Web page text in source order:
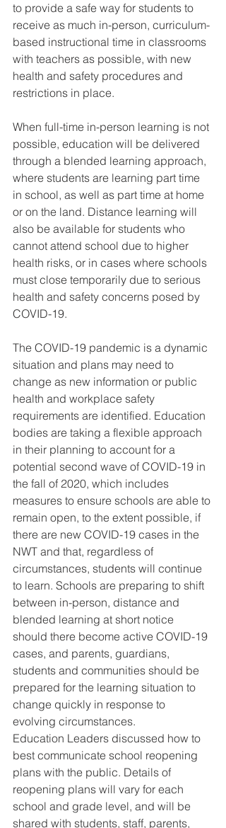
to provide a safe way for students to
receive as much in-person, curriculum-
based instructional time in classrooms
with teachers as possible, with new
health and safety procedures and
restrictions in place.
When full-time in-person learning is not
possible, education will be delivered
through a blended learning approach,
where students are learning part time
in school, as well as part time at home
or on the land. Distance learning will
also be available for students who
cannot attend school due to higher
health risks, or in cases where schools
must close temporarily due to serious
health and safety concerns posed by
COVID-19.
The COVID-19 pandemic is a dynamic
situation and plans may need to
change as new information or public
health and workplace safety
requirements are identified. Education
bodies are taking a flexible approach
in their planning to account for a
potential second wave of COVID-19 in
the fall of 2020, which includes
measures to ensure schools are able to
remain open, to the extent possible, if
there are new COVID-19 cases in the
NWT and that, regardless of
circumstances, students will continue
to learn. Schools are preparing to shift
between in-person, distance and
blended learning at short notice
should there become active COVID-19
cases, and parents, guardians,
students and communities should be
prepared for the learning situation to
change quickly in response to
evolving circumstances.
Education Leaders discussed how to
best communicate school reopening
plans with the public. Details of
reopening plans will vary for each
school and grade level, and will be
shared with students, staff, parents,